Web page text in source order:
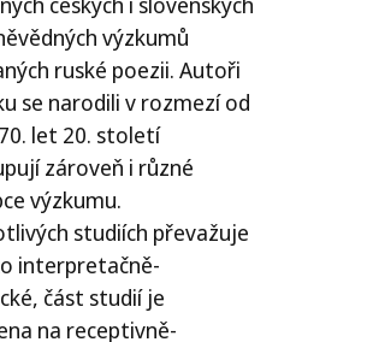
výzkumů
ruské poezii. Autoři
se narodili v rozmezí od
let 20. století
zároveň i různé
výzkumu.
studiích převažuje
interpretačně-
část studií je
na receptivně-